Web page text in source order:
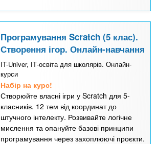
Програмування Scratch (5 клас).
Створення ігор. Онлайн-навчання
IT-Univer, ІТ-освіта для школярів. Онлайн-
курси
Набір на курс!
Створюйте власні ігри у Scratch для 5-
класників. 12 тем від координат до
штучного інтелекту. Розвивайте логічне
мислення та опануйте базові принципи
програмування через захоплюючі проєкти.